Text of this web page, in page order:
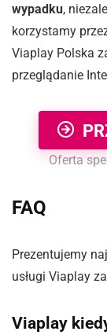
wypadku,
korzystamy
Viaplay Polska
przeglądanie
Oferta
FAQ
Prezentujemy
usługi Viaplay
Viaplay